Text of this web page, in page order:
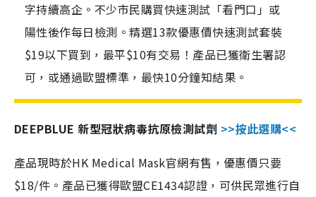
字持續高企。不少市民購買快速測試「看門口」或
陽性後作每日檢測。精選13款優惠價快速測試套裝
$19以下買到，最平$10有交易！產品已獲衛生署認
可，或通過歐盟標準，最快10分鐘知結果。
DEEPBLUE 新型冠狀病毒抗原檢測試劑 >>按此選購<<
產品現時於HK Medical Mask官網有售，優惠價只要
$18/件。產品已獲得歐盟CE1434認證，可供民眾進行自